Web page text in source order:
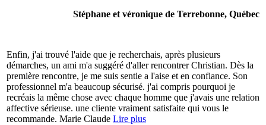
Stéphane et véronique de Terrebonne, Québec
Enfin, j'ai trouvé l'aide que je recherchais, après plusieurs
démarches, un ami m'a suggéré d'aller rencontrer Christian. Dès la
première rencontre, je me suis sentie a l'aise et en confiance. Son
professionnel m'a beaucoup sécurisé. j'ai compris pourquoi je
recréais la même chose avec chaque homme que j'avais une relation
affective sérieuse. une cliente vraiment satisfaite qui vous le
recommande. Marie Claude Lire plus